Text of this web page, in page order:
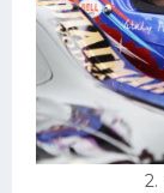
2.